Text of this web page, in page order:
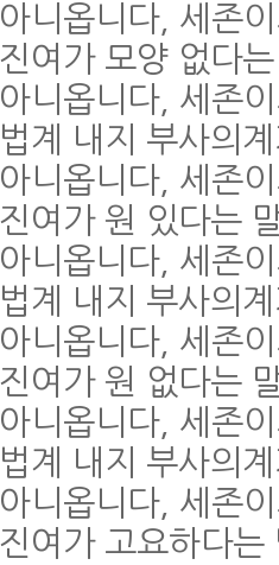
아니옵니다, 세존
진여가 모양 없다
아니옵니다, 세존
법계 내지 부사의
아니옵니다, 세존
진여가 원 있다는
아니옵니다, 세존
법계 내지 부사의
아니옵니다, 세존
진여가 원 없다는
아니옵니다, 세존
법계 내지 부사의
아니옵니다, 세존
진여가 고요하다는